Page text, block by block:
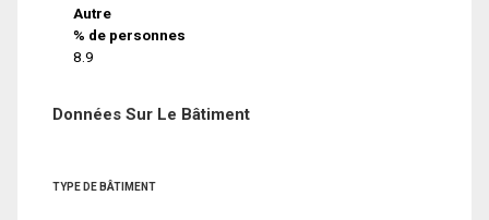
Autre
% de personnes
8.9
Données Sur Le Bâtiment
TYPE DE BÂTIMENT